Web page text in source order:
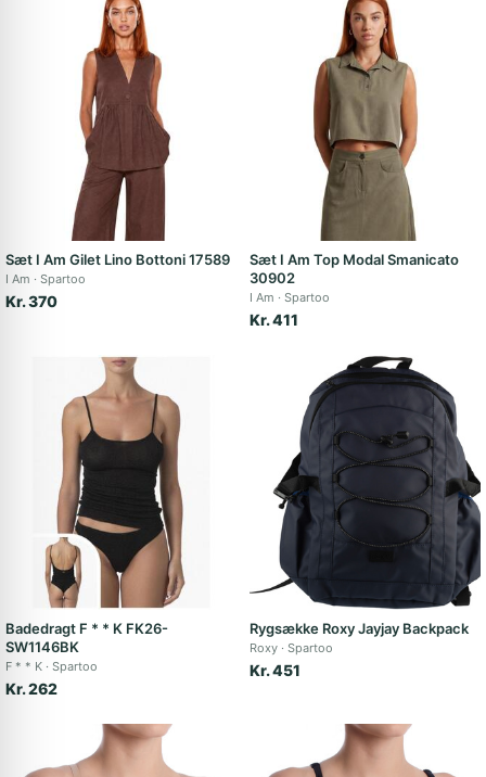
Sæt I Am Gilet Lino Bottoni 17589
I Am Spartoo
Kr. 370
Sæt I Am Top Modal Smanicato
30902
I Am Spartoo
Kr. 411
Badedragt F * * K FK26-
SW1146BK
F * * K Spartoo
Kr. 262
Rygsække Roxy Jayjay Backpack
Roxy Spartoo
Kr. 451